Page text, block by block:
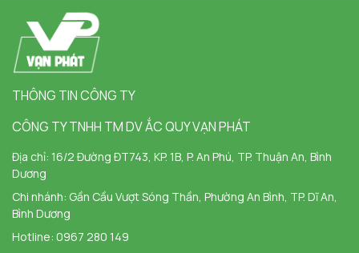
THÔNG TIN CÔNG TY
CÔNG TY TNHH TM DV ẮC QUY VẠN PHÁT
Địa chỉ: 16/2 Đường ĐT743, KP. 1B, P. An Phú, TP. Thuận An, Bình
Dương
Chi nhánh: Gần Cầu Vượt Sóng Thần, Phường An Bình, TP. Dĩ An,
Bình Dương
Hotline: 0967 280 149